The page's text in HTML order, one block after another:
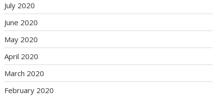
July 2020
June 2020
May 2020
April 2020
March 2020
February 2020